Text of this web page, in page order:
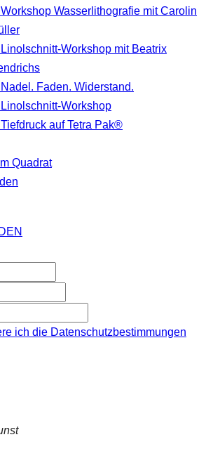
Wasserlithografie mit Carolin
Workshop mit Beatrix
Faden. Widerstand.
Workshop
auf Tetra Pak®
Quadrat
ich die Datenschutzbestimmungen